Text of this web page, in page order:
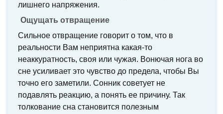
лишнего напряжения.
Ощущать отвращение
Сильное отвращение говорит о том, что в
реальности Вам неприятна какая-то
неаккуратность, своя или чужая. Вонючая нога во
сне усиливает это чувство до предела, чтобы Вы
точно его заметили. Сонник советует не
подавлять реакцию, а понять ее причину. Так
толкование сна становится полезным